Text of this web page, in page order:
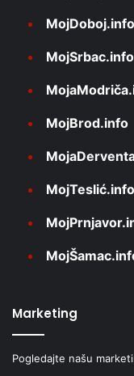
MojDoboj.info
MojSrbac.info
MojBrod.info
MojTeslić.info
Marketing
Pogledajte našu